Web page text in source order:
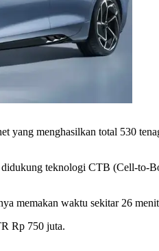
yang menghasilkan total 530
teknologi CTB (Cell-to-
memakan waktu sekitar 26
Rp 750 juta.